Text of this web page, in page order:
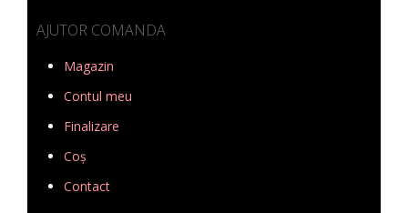
AJUTOR COMANDA
Magazin
Contul meu
Finalizare
Coș
Contact